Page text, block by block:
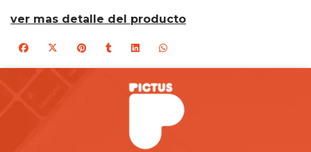
ver mas detalle del producto